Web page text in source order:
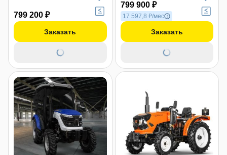
799 200 ₽
Заказать
799 900 ₽
17 597,8 ₽/мес
Заказать